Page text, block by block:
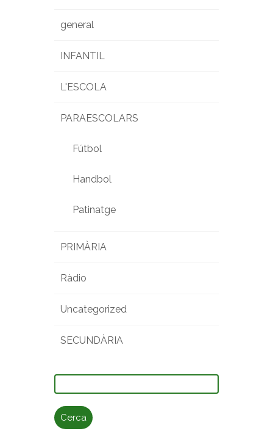
general
INFANTIL
L'ESCOLA
PARAESCOLARS
Fútbol
Handbol
Patinatge
PRIMÀRIA
Ràdio
Uncategorized
SECUNDÀRIA